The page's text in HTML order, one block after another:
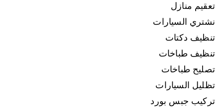
تعقيم منازل
نشتري السيارات
تنظيف دكتات
تنظيف طباخات
تصليح طباخات
تظليل السيارات
تركيب جبس بورد